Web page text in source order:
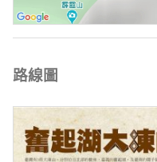
路線圖